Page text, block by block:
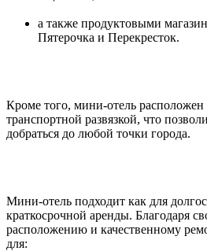
а также продуктовыми
Пятеpoчка и Перeкpеcток.
Кроме того, мини-отель расположен
транспортной развязкой, что
добраться до любой точки города.
Мини-отель подходит как для
краткосрочной аренды. Благодаря
расположению и качественному
для: